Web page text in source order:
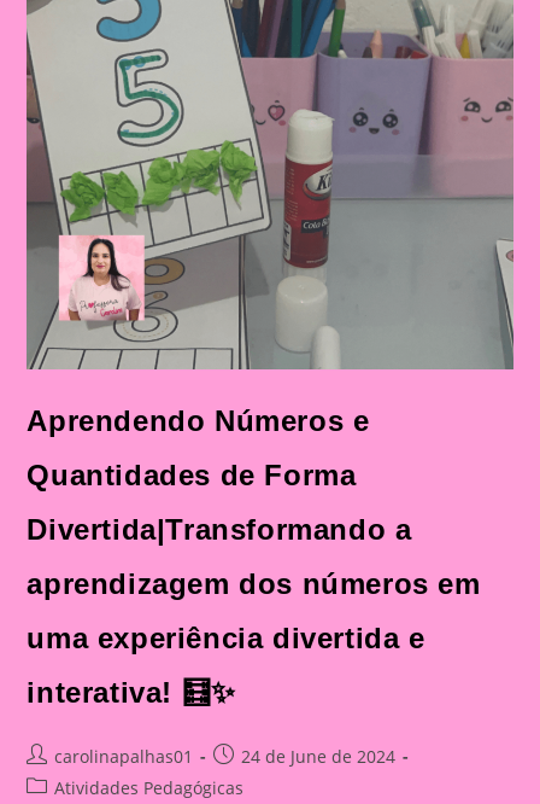
Aprendendo Números e
Quantidades de Forma
Divertida|Transformando a
aprendizagem dos números em
uma experiência divertida e
interativa! 🧮✨
Post
author:
carolinapalhas01
Post
published:
24 de June de 2024
PostAtividades Pedagógicas